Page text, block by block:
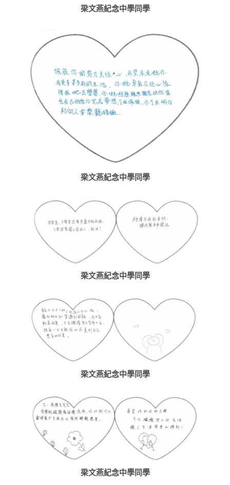
梁文燕紀念中學同學
梁文燕紀念中學同學
梁文燕紀念中學同學
梁文燕紀念中學同學
梁文燕紀念中學同學